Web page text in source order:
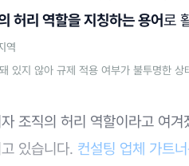
허리 역할을 지칭하는 용어로
역
있지 않아 규제 적용 여부가 불투명한 상
조직의 허리 역할이라고 여
있습니다. 컨설팅 업체 가트